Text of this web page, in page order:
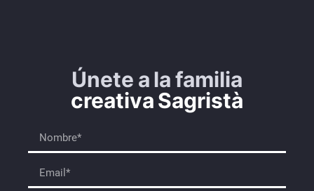
Únete a la familia
creativa Sagristà